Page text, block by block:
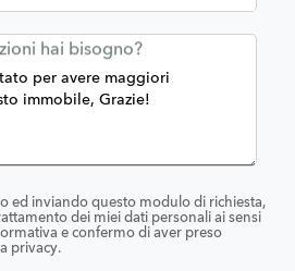
hai bisogno?
ed inviando questo modulo di richiesta,
dei miei dati personali ai sensi
e confermo di aver preso
privacy.